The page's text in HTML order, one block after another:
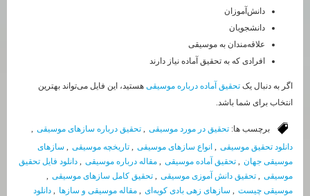
دانش‌آموزان
دانشجویان
علاقه‌مندان به موسیقی
افرادی که به تحقیق آماده نیاز دارند
اگر به دنبال یک تحقیق آماده درباره موسیقی هستید، این فایل می‌تواند بهترین
انتخاب برای شما باشد.
برچسب ها: تحقیق در مورد موسیقی تحقیق درباره سازهای موسیقی
دانلود تحقیق موسیقی , انواع سازهای موسیقی , تاریخچه موسیقی , سازهای
موسیقی جهان , تحقیق آماده موسیقی , مقاله درباره موسیقی , دانلود فایل تحقیق
موسیقی , تحقیق دانش آموزی موسیقی , تحقیق کامل سازهای موسیقی ,
موسیقی چیست , سازهای زهی بادی کوبه‌ای , مقاله موسیقی و سازها , دانلود